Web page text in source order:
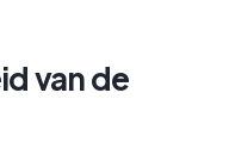
van de